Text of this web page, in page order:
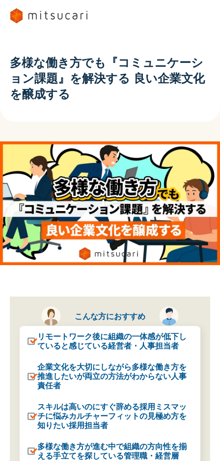
多様な働き方でも『コミュニケーシ
ョン課題』を解決する 良い企業文化
を醸成する
こんな方におすすめ
リモートワーク後に組織の一体感が低下し
ていると感じている経営者・人事担当者
企業文化を大切にしながら多様な働き方を
推進したいが両立の方法がわからない人事
責任者
スキルは高いのにすぐ辞める採用ミスマッ
チに悩みカルチャーフィットの見極め方を
知りたい採用担当者
多様な働き方が進む中で組織の方向性を揃
える手立てを探している管理職・経営層